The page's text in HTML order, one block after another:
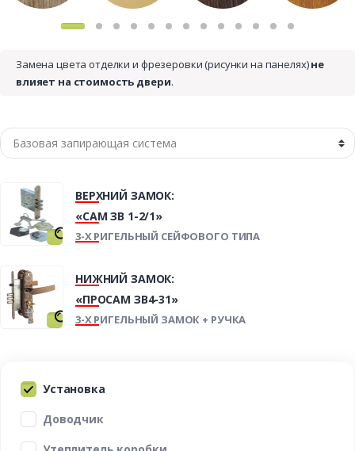
Замена цвета отделки и фрезеровки (рисунки на панелях)не
влияет на стоимость двери.
ВЕРХНИЙ ЗАМОК:
«САМ ЗВ 1-2/1»
3-Х РИГЕЛЬНЫЙ СЕЙФОВОГО ТИПА
НИЖНИЙ ЗАМОК:
«ПРОСАМ ЗВ4-31»
3-Х РИГЕЛЬНЫЙ ЗАМОК + РУЧКА
Установка
Доводчик